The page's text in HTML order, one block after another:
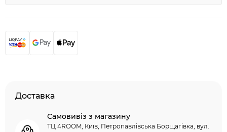
Доставка
Самовивіз з магазину
ТЦ 4ROOM, Київ, Петропавлівська Борщагівка, вул.